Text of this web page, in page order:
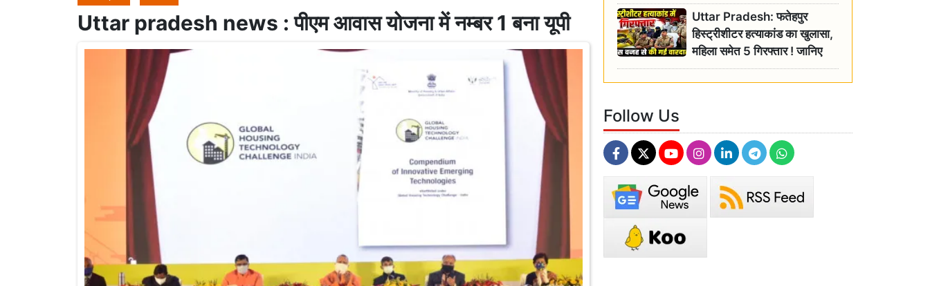
Uttar pradesh news : पीएम आवास योजना में नम्बर 1 बना यूपी
रही बुजुर्ग, एसडीएम ने दिए जांच के
आदेश
Uttar Pradesh: फतेहपुर
हिस्ट्रीशीटर हत्याकांड का खुलासा,
महिला समेत 5 गिरफ्तार ! जानिए
क्या था कनेक्शन?
Follow Us